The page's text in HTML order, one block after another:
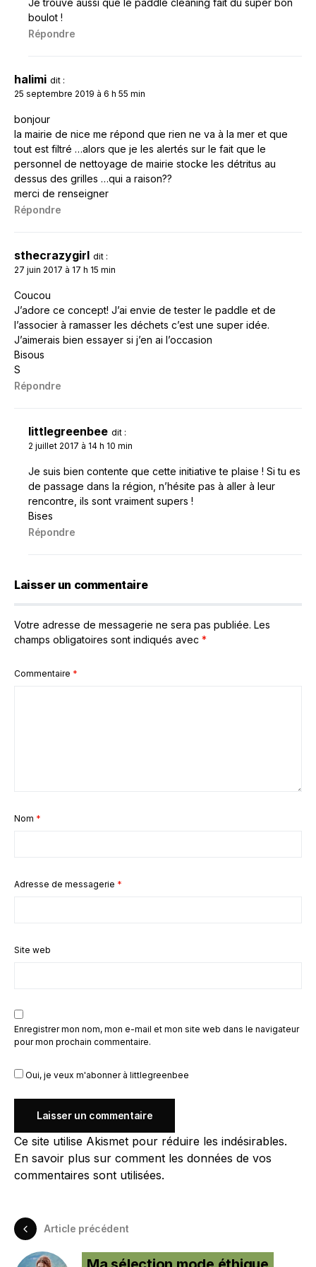
boulot !
Répondre
halimi dit :
25 septembre 2019 à 6 h 55 min
bonjour
la mairie de nice me répond que rien ne va à la mer et que
tout est filtré …alors que je les alertés sur le fait que le
personnel de nettoyage de mairie stocke les détritus au
dessus des grilles …qui a raison??
merci de renseigner
Répondre
sthecrazygirl dit :
27 juin 2017 à 17 h 15 min
Coucou
J’adore ce concept! J’ai envie de tester le paddle et de
l’associer à ramasser les déchets c’est une super idée.
J’aimerais bien essayer si j’en ai l’occasion
Bisous
S
Répondre
littlegreenbee dit :
2 juillet 2017 à 14 h 10 min
Je suis bien contente que cette initiative te plaise ! Si tu es
de passage dans la région, n’hésite pas à aller à leur
rencontre, ils sont vraiment supers !
Bises
Répondre
Laisser un commentaire
Votre adresse de messagerie ne sera pas publiée. Les
champs obligatoires sont indiqués avec *
Commentaire *
Nom *
Adresse de messagerie *
Site web
Enregistrer mon nom, mon e-mail et mon site web dans le navigateur
pour mon prochain commentaire.
Oui, je veux m'abonner à littlegreenbee
Ce site utilise Akismet pour réduire les indésirables.
En savoir plus sur comment les données de vos
commentaires sont utilisées.
Article précédent